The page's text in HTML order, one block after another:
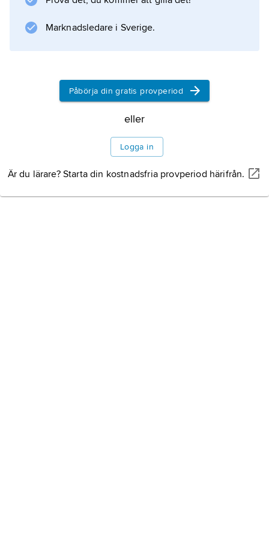
Marknadsledare i Sverige.
Påbörja din gratis provperiod
eller
Logga in
Är du lärare? Starta din kostnadsfria provperiod härifrån.